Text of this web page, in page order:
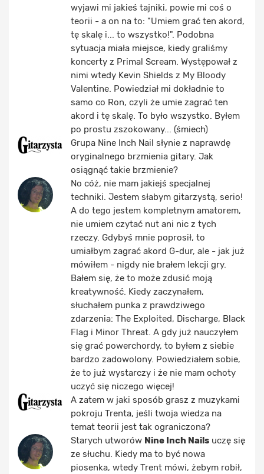
wyjawi mi jakieś tajniki, powie mi coś o
teorii - a on na to: "Umiem grać ten akord,
tę skalę i... to wszystko!". Podobna
sytuacja miała miejsce, kiedy graliśmy
koncerty z Primal Scream. Występował z
nimi wtedy Kevin Shields z My Bloody
Valentine. Powiedział mi dokładnie to
samo co Ron, czyli że umie zagrać ten
akord i tę skalę. To było wszystko. Byłem
po prostu zszokowany... (śmiech)
Grupa Nine Inch Nail słynie z naprawdę
oryginalnego brzmienia gitary. Jak
osiągnąć takie brzmienie?
No cóż, nie mam jakiejś specjalnej
techniki. Jestem słabym gitarzystą, serio!
A do tego jestem kompletnym amatorem,
nie umiem czytać nut ani nic z tych
rzeczy. Gdybyś mnie poprosił, to
umiałbym zagrać akord G-dur, ale - jak już
mówiłem - nigdy nie brałem lekcji gry.
Bałem się, że to może zdusić moją
kreatywność. Kiedy zaczynałem,
słuchałem punka z prawdziwego
zdarzenia: The Exploited, Discharge, Black
Flag i Minor Threat. A gdy już nauczyłem
się grać powerchordy, to byłem z siebie
bardzo zadowolony. Powiedziałem sobie,
że to już wystarczy i że nie mam ochoty
uczyć się niczego więcej!
A zatem w jaki sposób grasz z muzykami
pokroju Trenta, jeśli twoja wiedza na
temat teorii jest tak ograniczona?
Starych utworów Nine Inch Nails uczę się
ze słuchu. Kiedy ma to być nowa
piosenka, wtedy Trent mówi, żebym robił,